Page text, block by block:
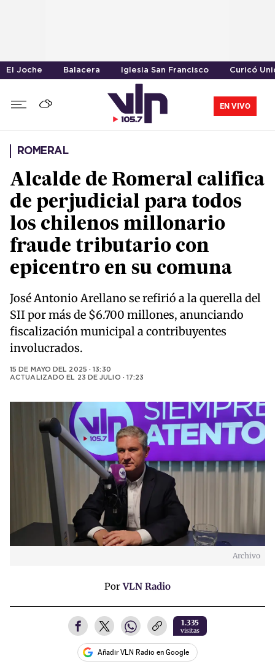
El Joche Balacera Iglesia San Francisco Curicó
EN VIVO
ROMERAL
Alcalde de Romeral califica
de perjudicial para todos
los chilenos millonario
fraude tributario con
epicentro en su comuna
José Antonio Arellano se refirió a la querella del
SII por más de $6.700 millones, anunciando
fiscalización municipal a contribuyentes
involucrados.
15 DE MAYO DEL 2025 · 13:30
ACTUALIZADO EL 23 DE JULIO · 17:23
Archivo
PorVLN Radio
1.335
visitas
Añadir VLN Radio en Google